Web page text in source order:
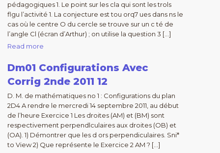
pédagogiques 1. Le point sur les cla qui sont les trols
flgu l’activité 1. La conjecture est tou orq7 ues dans ns le
cas où le centre O du cercle se trouve sur un c té de
l’angle Cl (écran d’Arthur) ; on utilise la question 3 […]
Read more
Dm01 Configurations Avec
Corrig 2nde 2011 12
D. M. de mathématiques no 1 : Configurations du plan
2D4 A rendre le mercredi 14 septembre 2011, au début
de l’heure Exercice 1 Les droites (AM) et (BM) sont
respectivement perpendlculaires aux droites (OB) et
(OA). 1) Démontrer que les d ors perpendiculaires. Sni*
to View 2) Que représente le Exercice 2 AM ? […]